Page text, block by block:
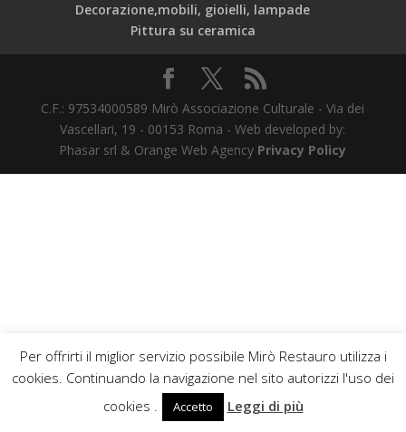
Decorazione,mobili, gioielli, lampade
Pittura su ceramica
C.F.: 97534000589 Mirò Associazione Culturale - Via dei
Vascellari, 19 - 00153 Roma - Web developed by:
Phasar srl & Orange Web Agency Privacy Policy
Per offrirti il miglior servizio possibile Mirò Restauro utilizza i
cookies. Continuando la navigazione nel sito autorizzi l'uso dei
cookies .
Accetto Leggi di più